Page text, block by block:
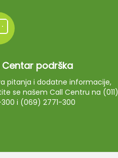
Centar podrška
pitanja i dodatne informacije,
se našem Call Centru na (011)
300 i (069) 2771-300